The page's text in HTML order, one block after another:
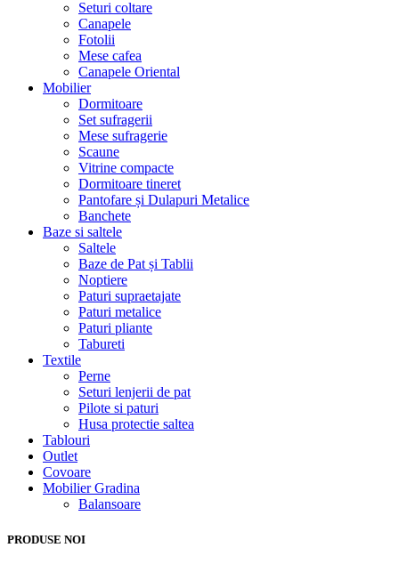
Seturi coltare
Canapele
Fotolii
Mese cafea
Canapele Oriental
Mobilier
Dormitoare
Set sufragerii
Mese sufragerie
Scaune
Vitrine compacte
Dormitoare tineret
Pantofare și Dulapuri Metalice
Banchete
Baze si saltele
Saltele
Baze de Pat și Tablii
Noptiere
Paturi supraetajate
Paturi metalice
Paturi pliante
Tabureti
Textile
Perne
Seturi lenjerii de pat
Pilote si paturi
Husa protectie saltea
Tablouri
Outlet
Covoare
Mobilier Gradina
Balansoare
PRODUSE NOI